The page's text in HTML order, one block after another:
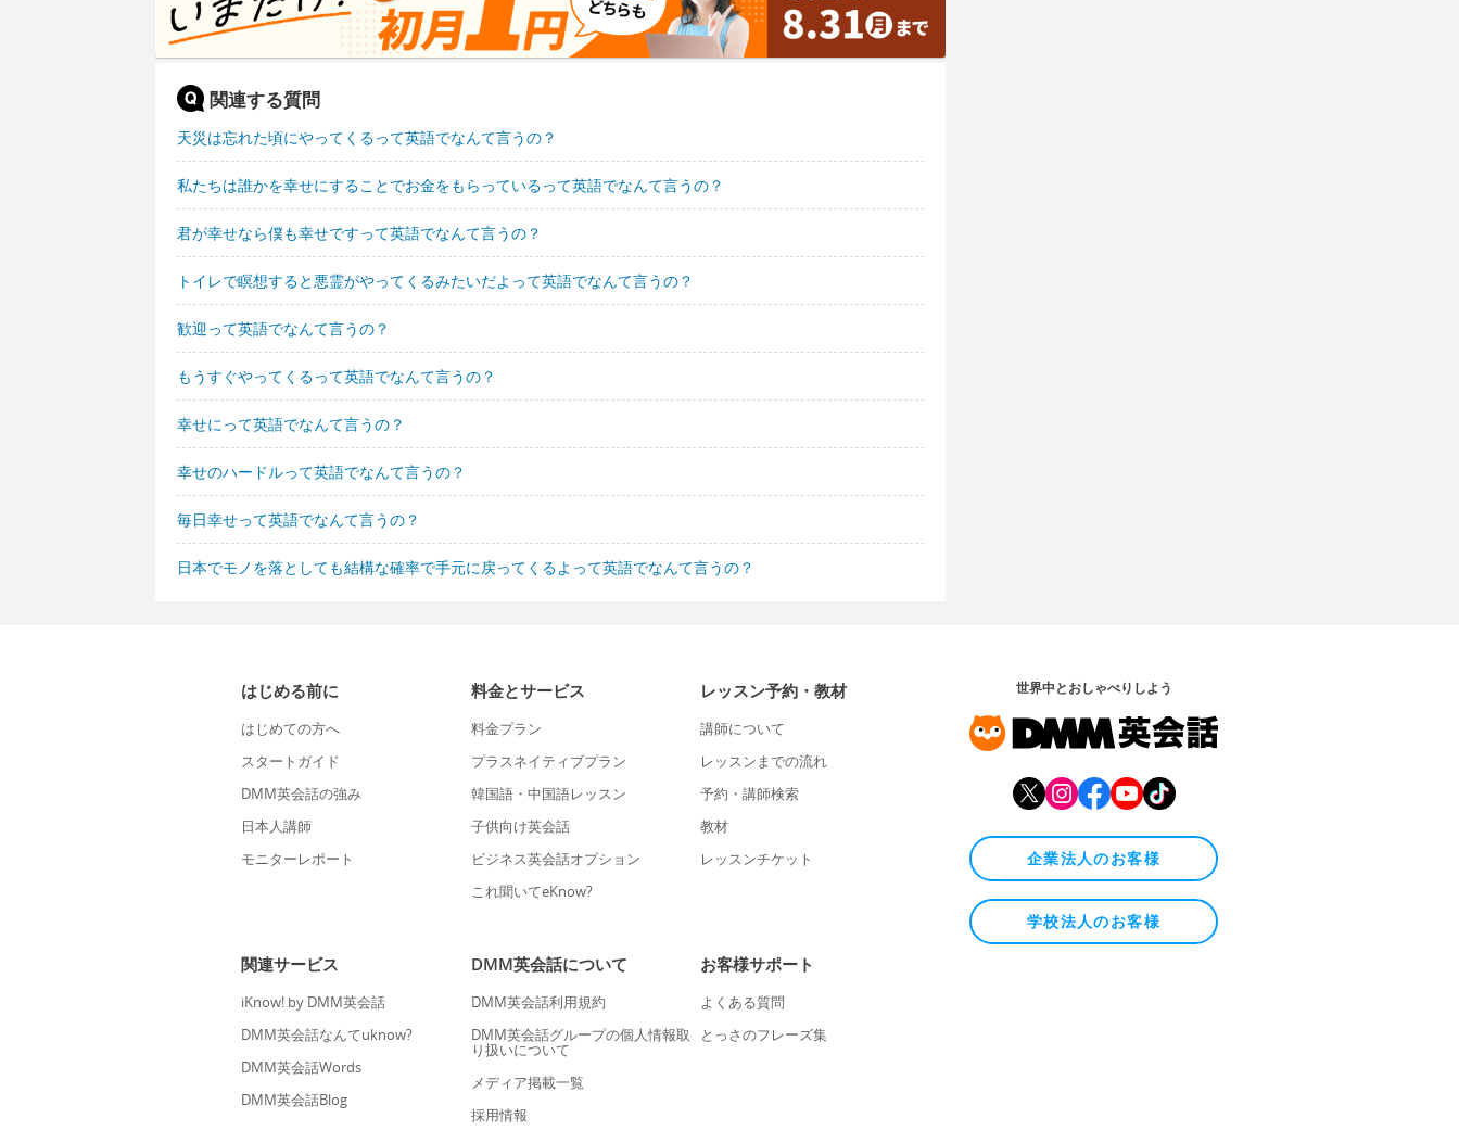
関連する質問
天災は忘れた頃にやってくるって英語でなんて言うの？
私たちは誰かを幸せにすることでお金をもらっているって英語でなんて言うの？
君が幸せなら僕も幸せですって英語でなんて言うの？
トイレで瞑想すると悪霊がやってくるみたいだよって英語でなんて言うの？
歓迎って英語でなんて言うの？
もうすぐやってくるって英語でなんて言うの？
幸せにって英語でなんて言うの？
幸せのハードルって英語でなんて言うの？
毎日幸せって英語でなんて言うの？
日本でモノを落としても結構な確率で手元に戻ってくるよって英語でなんて言うの？
はじめる前に
はじめての方へ
スタートガイド
DMM英会話の強み
日本人講師
モニターレポート
料金とサービス
料金プラン
プラスネイティブプラン
韓国語・中国語レッスン
子供向け英会話
ビジネス英会話オプション
これ聞いてeKnow?
レッスン予約・教材
講師について
レッスンまでの流れ
予約・講師検索
教材
レッスンチケット
関連サービス
iKnow! by DMM英会話
DMM英会話なんてuknow?
DMM英会話Words
DMM英会話Blog
DMM英会話について
DMM英会話利用規約
DMM英会話グループの個人情報取
り扱いについて
メディア掲載一覧
採用情報
お客様サポート
よくある質問
とっさのフレーズ集
世界中とおしゃべりしよう
企業法人のお客様
学校法人のお客様